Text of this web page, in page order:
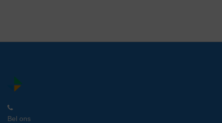
Bel ons